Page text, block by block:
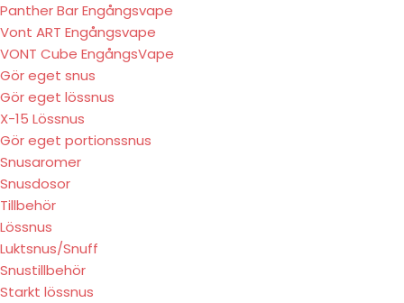
Panther Bar Engångsvape
Vont ART Engångsvape
VONT Cube EngångsVape
Gör eget snus
Gör eget lössnus
X-15 Lössnus
Gör eget portionssnus
Snusaromer
Snusdosor
Tillbehör
Lössnus
Luktsnus/Snuff
Snustillbehör
Starkt lössnus